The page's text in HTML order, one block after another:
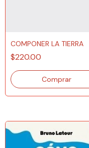
COMPONER LA TIERRA
$220.00